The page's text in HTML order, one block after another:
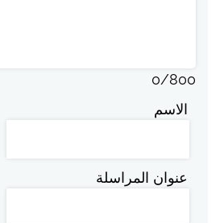
0/800
الاسم
عنوان المراسلة